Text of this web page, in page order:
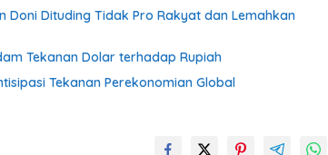
Doni Dituding Tidak Pro Rakyat dan Lemahkan
Tekanan Dolar terhadap Rupiah
Tekanan Perekonomian Global